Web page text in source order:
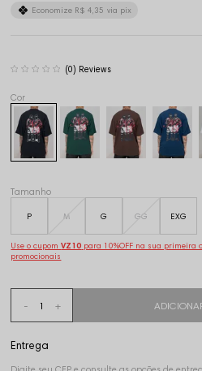
Economize R$ 4,35 via pix
(0)
Tamanho
P M G GG EXG
Use o cupomVZ10 para 10%OFF na sua primeira
promocionais